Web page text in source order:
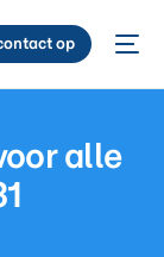
op
alle